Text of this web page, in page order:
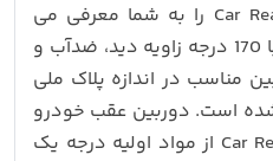
محافظ پلاک Car RearView Camera را به شما معرفی می
کنیم. دوربینی دید در شب با 170 درجه زاویه دید، ضدآب و
مناسب در اندازه پلاک ملی
شده است. دوربین عقب خودرو
محافظ پلاک Car RearView Camera از مواد اولیه درجه یک